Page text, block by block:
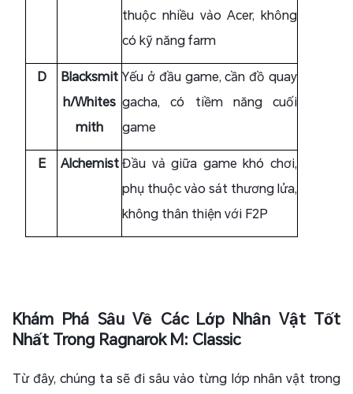
thuộc nhiều vào Acer, không
có kỹ năng farm
D
Blacksmit
h/Whites
mith
Yếu ở đầu game, cần đồ quay
gacha, có tiềm năng cuối
game
E Alchemist Đầu và giữa game khó chơi,
phụ thuộc vào sát thương lửa,
không thân thiện với F2P
Khám Phá Sâu Về Các Lớp Nhân Vật Tốt
Nhất Trong Ragnarok M: Classic
Từ đây, chúng ta sẽ đi sâu vào từng lớp nhân vật trong